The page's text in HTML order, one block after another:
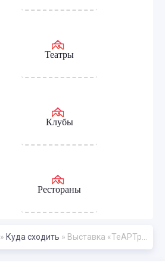
Театры
Клубы
Рестораны
» Куда сходить » Выставка «ТеАРТральная ЛАБоратория» - «Выставки»